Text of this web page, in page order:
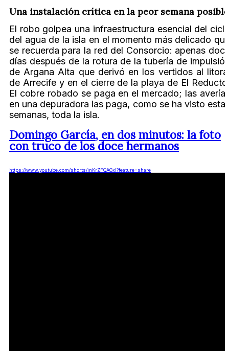
Una instalación crítica en la peor semana posible
El robo golpea una infraestructura esencial del
del agua de la isla en el momento más delicado
se recuerda para la red del Consorcio: apenas
días después de la rotura de la tubería de
de Argana Alta que derivó en los vertidos al
de Arrecife y en el cierre de la playa de El
El cobre robado se paga en el mercado; las
en una depuradora las paga, como se ha visto
semanas, toda la isla.
Domingo García, en dos minutos: la foto
con truco de los doce hermanos
https://www.youtube.com/shorts/inKrZFQAGxI?feature=share